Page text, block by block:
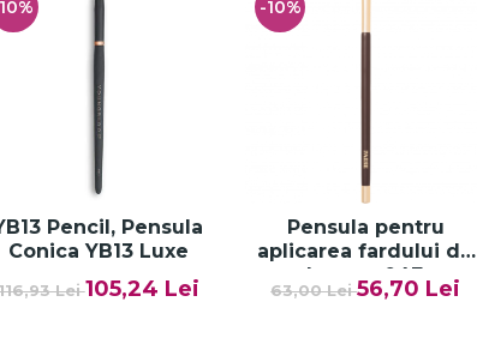
Pencil, Pensula
Conica YB13 Luxe
Lei105,24 Lei
-10%
Pensula pentru
aplicarea fardului de
pleoape 04E –
Eyeshadow Application
63,00 Lei56,70 Lei